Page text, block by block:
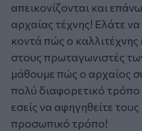
απεικονίζονται και
αρχαίας τέχνης! Ελάτε
κοντά πώς ο
στους πρωταγωνιστές
μάθουμε πώς ο αρχαίος
πολύ διαφορετικό τρόπο
εσείς να αφηγηθείτε
προσωπικό τρόπο!